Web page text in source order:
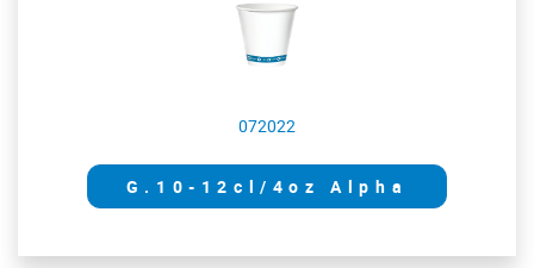
072022
G.10-12cl/4oz Alpha